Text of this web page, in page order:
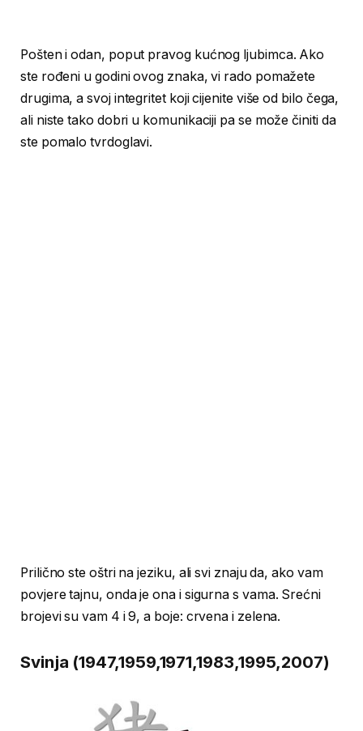
Pošten i odan, poput pravog kućnog ljubimca. Ako
ste rođeni u godini ovog znaka, vi rado pomažete
drugima, a svoj integritet koji cijenite više od bilo čega,
ali niste tako dobri u komunikaciji pa se može činiti da
ste pomalo tvrdoglavi.
Prilično ste oštri na jeziku, ali svi znaju da, ako vam
povjere tajnu, onda je ona i sigurna s vama. Srećni
brojevi su vam 4 i 9, a boje: crvena i zelena.
Svinja (1947,1959,1971,1983,1995,2007)